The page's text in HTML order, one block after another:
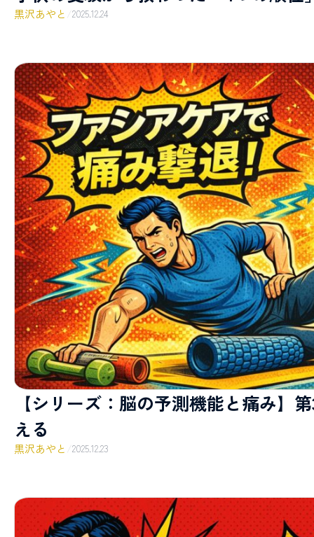
黒沢あやと 2025.12.24
【シリーズ：脳の予測機能と痛み】
える
黒沢あやと 2025.12.23